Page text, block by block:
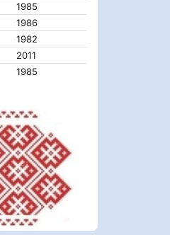
1985
1986
1982
2011
1985